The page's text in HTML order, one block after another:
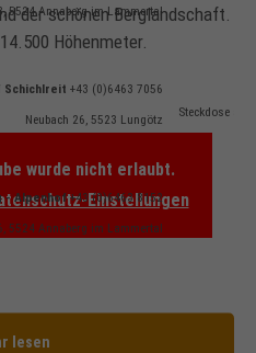
5524 Annaberg im Lammertal
Schichlreit +43 (0)6463 7056
Neubach 26, 5523 Lungötz
Steckdose
- Alpenhof+43 (0)6463 8152
5524 Annaberg im Lammertal
lesen
der schönen Berglandschaft.
Höhenmeter.
wurde nicht erlaubt.
Einstellungen